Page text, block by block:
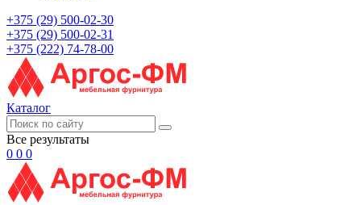
+375 (29) 500-02-30
+375 (29) 500-02-31
+375 (222) 74-78-00
Каталог
Все результаты
0 0 0